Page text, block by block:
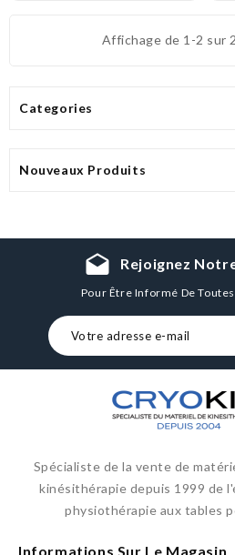
Affichage de 1-2 sur
Categories
Nouveaux Produits
drafts Rejoignez
Pour Être Informé De
Spécialiste de la vente de
kinésithérapie depuis 1999 de
physiothérapie aux tables
Informations Sur Le Magasin